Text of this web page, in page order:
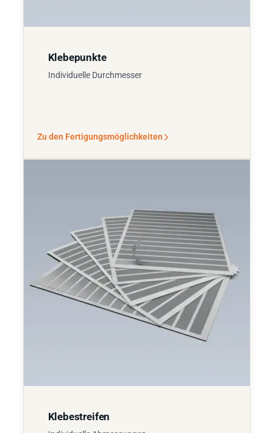
Klebepunkte
Individuelle Durchmesser
Zu den Fertigungsmöglichkeiten
Klebestreifen